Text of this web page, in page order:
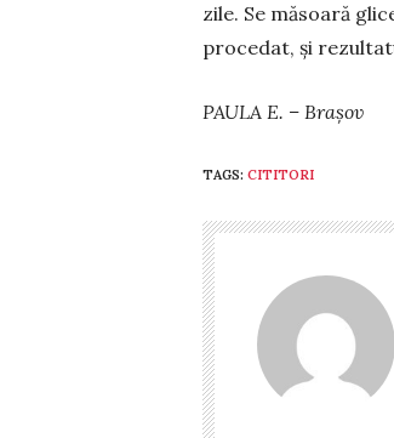
zile. Se măsoară
procedat, și
PAULA E. – Brașov
TAGS: CITITORI